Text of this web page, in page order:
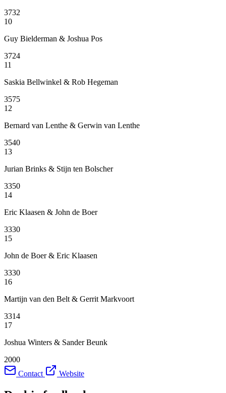
3732
10
Guy Bielderman & Joshua Pos
3724
11
Saskia Bellwinkel & Rob Hegeman
3575
12
Bernard van Lenthe & Gerwin van Lenthe
3540
13
Jurian Brinks & Stijn ten Bolscher
3350
14
Eric Klaasen & John de Boer
3330
15
John de Boer & Eric Klaasen
3330
16
Martijn van den Belt & Gerrit Markvoort
3314
17
Joshua Winters & Sander Beunk
2000
Contact
Website